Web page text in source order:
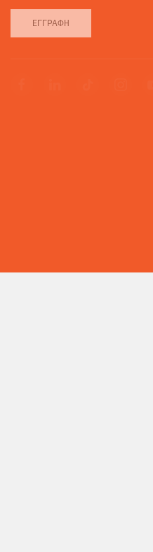
ΕΓΓΡΑΦΉ